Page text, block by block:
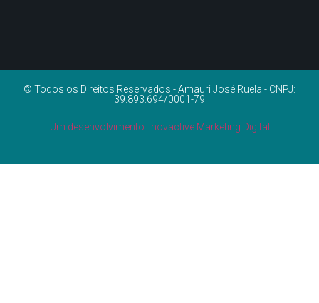
© Todos os Direitos Reservados - Amauri José Ruela - CNPJ:
39.893.694/0001-79
Um desenvolvimento: Inovactive Marketing Digital